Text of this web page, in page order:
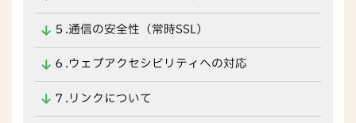
５.通信の安全性（常時SSL）
６.ウェブアクセシビリティへの対応
７.リンクについて